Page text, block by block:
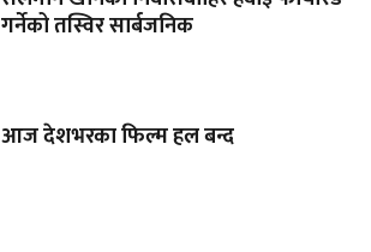
गर्नेको तस्विर सार्बजनिक
आज देशभरका फिल्म हल बन्द